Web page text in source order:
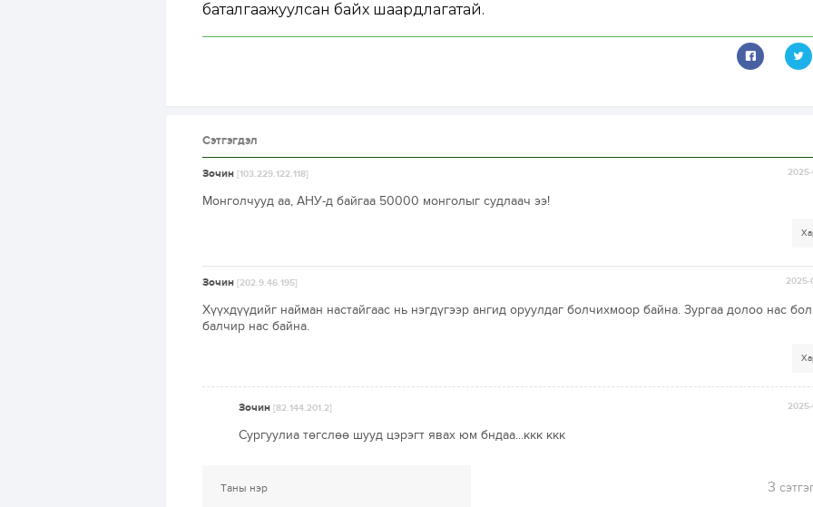
баталгаажуулсан байх шаардлагатай.
Сэтгэгдэл
Зочин [103.229.122.118]
Монголчууд аа, АНУ-д байгаа 50000 монголыг судлаач ээ!
Зочин [202.9.46.195] 2025-
Хүүхдүүдийг найман настайгаас нь нэгдүгээр ангид оруулдаг болчихмоор байна. Зургаа долоо нас
балчир нас байна.
Зочин [82.144.201.2]
Сургуулиа төгслөө шууд цэрэгт явах юм бндаа...ккк ккк
3